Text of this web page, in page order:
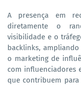
A presença em
diretamente o
visibilidade e o
backlinks,
o marketing de
com influenciadores
que contribuem